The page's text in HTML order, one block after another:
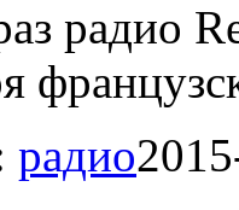
радио
радио